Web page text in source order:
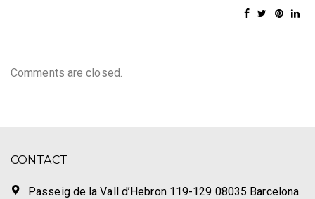
Comments are closed.
CONTACT
Passeig de la Vall d’Hebron 119-129 08035 Barcelona.